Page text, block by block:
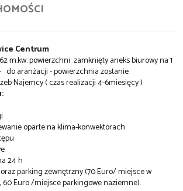
Centrum
m.kw. powierzchni zamknięty aneks biurowy na 1
do aranżacji - powierzchnia zostanie
Najemcy ( czas realizacji 4-6miesięcy )
oparte na klima-konwektorach
24 h
parking zewnętrzny (70 Euro/ miejsce w
Euro /miejsce parkingowe naziemne).